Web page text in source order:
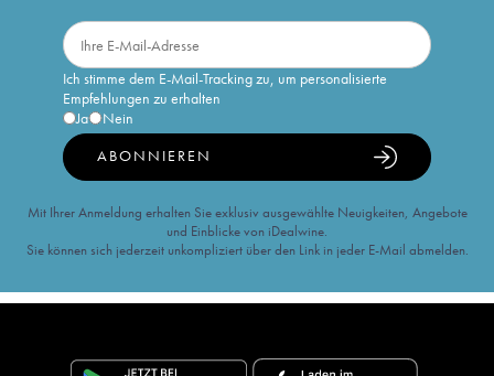
Ich stimme dem E-Mail-Tracking zu, um personalisierte
Empfehlungen zu erhalten
Ja
Nein
ABONNIEREN
Mit Ihrer Anmeldung erhalten Sie exklusiv ausgewählte Neuigkeiten, Angebote
und Einblicke von iDealwine.
Sie können sich jederzeit unkompliziert über den Link in jeder E-Mail abmelden.